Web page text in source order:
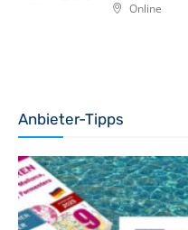
Online
Anbieter-Tipps